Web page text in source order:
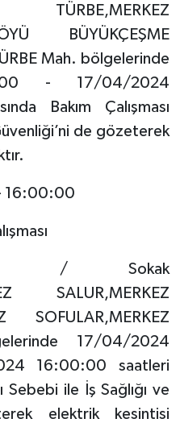
TÜRBE,MERKEZ
BÜYÜKÇEŞME
Mah. bölgelerinde
- 17/04/2024
Bakım Çalışması
de gözeterek
16:00:00
/ Sokak
SALUR,MERKEZ
SOFULAR,MERKEZ
17/04/2024
16:00:00 saatleri
Sebebi ile İş Sağlığı ve
elektrik kesintisi